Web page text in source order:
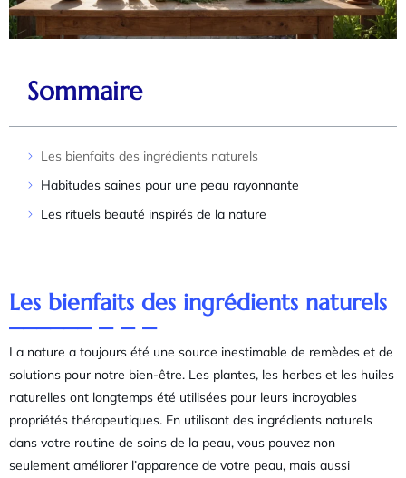
Sommaire
Les bienfaits des ingrédients naturels
Habitudes saines pour une peau rayonnante
Les rituels beauté inspirés de la nature
Les bienfaits des ingrédients naturels
La nature a toujours été une source inestimable de remèdes et de
solutions pour notre bien-être. Les plantes, les herbes et les huiles
naturelles ont longtemps été utilisées pour leurs incroyables
propriétés thérapeutiques. En utilisant des ingrédients naturels
dans votre routine de soins de la peau, vous pouvez non
seulement améliorer l’apparence de votre peau, mais aussi